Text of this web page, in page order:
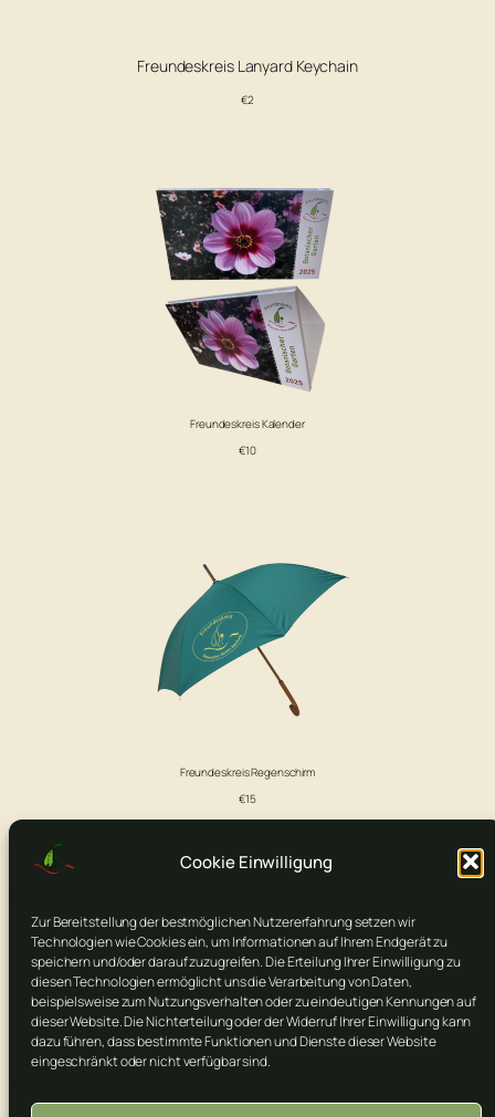
Cookie Einwilligung
Zur Bereitstellung der bestmöglichen Nutzererfahrung setzen wir
Technologien wie Cookies ein, um Informationen auf Ihrem Endgerät zu
speichern und/oder darauf zuzugreifen. Die Erteilung Ihrer Einwilligung zu
diesen Technologien ermöglicht uns die Verarbeitung von Daten,
beispielsweise zum Nutzungsverhalten oder zu eindeutigen Kennungen auf
dieser Website. Die Nichterteilung oder der Widerruf Ihrer Einwilligung kann
dazu führen, dass bestimmte Funktionen und Dienste dieser Website
eingeschränkt oder nicht verfügbar sind.
Freundeskreis Lanyard Keychain
€2
Freundeskreis Kalender
€10
Freundeskreis Regenschirm
€15
[fluentform id=“1″]